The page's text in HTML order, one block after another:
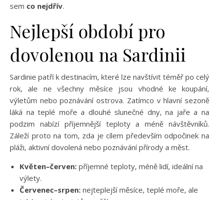
sem co nejdřív.
Nejlepší období pro
dovolenou na Sardinii
Sardinie patří k destinacím, které lze navštívit téměř po celý
rok, ale ne všechny měsíce jsou vhodné ke koupání,
výletům nebo poznávání ostrova. Zatímco v hlavní sezoně
láká na teplé moře a dlouhé slunečné dny, na jaře a na
podzim nabízí příjemnější teploty a méně návštěvníků.
Záleží proto na tom, zda je cílem především odpočinek na
pláži, aktivní dovolená nebo poznávání přírody a měst.
Květen–červen: příjemné teploty, méně lidí, ideální na
výlety.
Červenec–srpen: nejteplejší měsíce, teplé moře, ale